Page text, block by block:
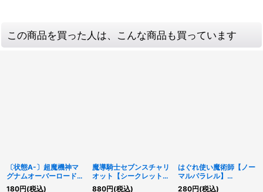
この商品を買った人は、こんな商品も買っています
〔状態A-〕超魔機神マ
グナムオーバーロード
【ラッシュレア】
180円(税込)
魔導騎士セブンスチャリ
オット【シークレット】
{RD/KP13-JP043}
880円(税込)
はぐれ使い魔術師【ノー
マルパラレル】
{RD/SJMP-JP032}
280円(税込)